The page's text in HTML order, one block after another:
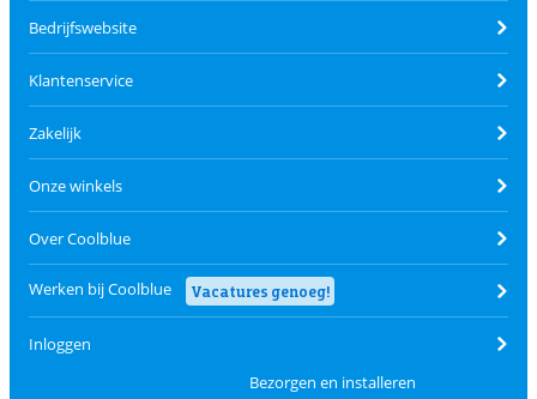
Bedrijfswebsite
Klantenservice
Zakelijk
Onze winkels
Over Coolblue
Werken bij Coolblue Vacatures genoeg!
Inloggen
Bezorgen en installeren